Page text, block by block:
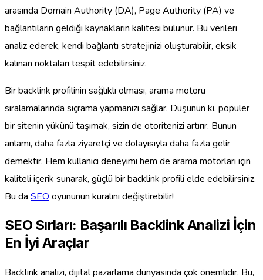
arasında Domain Authority (DA), Page Authority (PA) ve
bağlantıların geldiği kaynakların kalitesi bulunur. Bu verileri
analiz ederek, kendi bağlantı stratejinizi oluşturabilir, eksik
kalınan noktaları tespit edebilirsiniz.
Bir backlink profilinin sağlıklı olması, arama motoru
sıralamalarında sıçrama yapmanızı sağlar. Düşünün ki, popüler
bir sitenin yükünü taşımak, sizin de otoritenizi artırır. Bunun
anlamı, daha fazla ziyaretçi ve dolayısıyla daha fazla gelir
demektir. Hem kullanıcı deneyimi hem de arama motorları için
kaliteli içerik sunarak, güçlü bir backlink profili elde edebilirsiniz.
Bu da SEO oyununun kuralını değiştirebilir!
SEO Sırları: Başarılı Backlink Analizi İçin
En İyi Araçlar
Backlink analizi, dijital pazarlama dünyasında çok önemlidir. Bu,